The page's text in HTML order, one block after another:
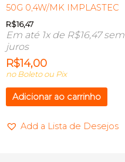
50G 0,4W/MK IMPLASTEC
R$16,47
Em até 1x de R$16,47sem
juros
R$14,00
no Boleto ou Pix
Adicionar ao carrinho
Add a Lista de Desejos